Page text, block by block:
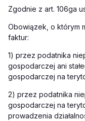
Zgodnie z art. 106ga
Obowiązek, o którym
faktur:
1) przez podatnika
gospodarczej ani
gospodarczej na
2) przez podatnika
gospodarczej na
prowadzenia